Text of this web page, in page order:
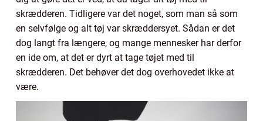
skrædderen. Tidligere var det noget, som man så som
en selvfølge og alt tøj var skræddersyet. Sådan er det
dog langt fra længere, og mange mennesker har derfor
en ide om, at det er dyrt at tage tøjet med til
skrædderen. Det behøver det dog overhovedet ikke at
være.